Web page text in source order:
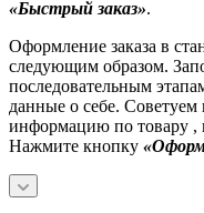
«Быстрый заказ».
Оформление заказа в
следующим образом.
последовательным
данные о себе. Советуем
информацию по товару ,
Нажмите кнопку